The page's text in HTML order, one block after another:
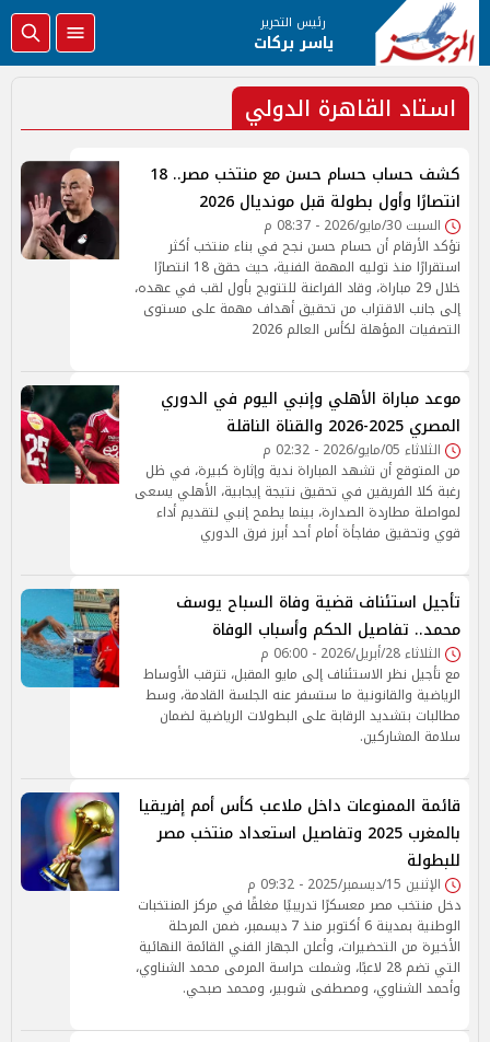
رئيس التحرير
ياسر بركات
استاد القاهرة الدولي
كشف حساب حسام حسن مع منتخب مصر.. 18
انتصارًا وأول بطولة قبل مونديال 2026
السبت 30/مايو/2026 - 08:37 م
تؤكد الأرقام أن حسام حسن نجح في بناء منتخب أكثر
استقرارًا منذ توليه المهمة الفنية، حيث حقق 18 انتصارًا
خلال 29 مباراة، وقاد الفراعنة للتتويج بأول لقب في عهده،
إلى جانب الاقتراب من تحقيق أهداف مهمة على مستوى
التصفيات المؤهلة لكأس العالم 2026
موعد مباراة الأهلي وإنبي اليوم في الدوري
المصري 2025-2026 والقناة الناقلة
الثلاثاء 05/مايو/2026 - 02:32 م
من المتوقع أن تشهد المباراة ندية وإثارة كبيرة، في ظل
رغبة كلا الفريقين في تحقيق نتيجة إيجابية، الأهلي يسعى
لمواصلة مطاردة الصدارة، بينما يطمح إنبي لتقديم أداء
قوي وتحقيق مفاجأة أمام أحد أبرز فرق الدوري
تأجيل استئناف قضية وفاة السباح يوسف
محمد.. تفاصيل الحكم وأسباب الوفاة
الثلاثاء 28/أبريل/2026 - 06:00 م
مع تأجيل نظر الاستئناف إلى مايو المقبل، تترقب الأوساط
الرياضية والقانونية ما ستسفر عنه الجلسة القادمة، وسط
مطالبات بتشديد الرقابة على البطولات الرياضية لضمان
سلامة المشاركين.
قائمة الممنوعات داخل ملاعب كأس أمم إفريقيا
بالمغرب 2025 وتفاصيل استعداد منتخب مصر
للبطولة
الإثنين 15/ديسمبر/2025 - 09:32 م
دخل منتخب مصر معسكرًا تدريبيًا مغلقًا في مركز المنتخبات
الوطنية بمدينة 6 أكتوبر منذ 7 ديسمبر، ضمن المرحلة
الأخيرة من التحضيرات، وأعلن الجهاز الفني القائمة النهائية
التي تضم 28 لاعبًا، وشملت حراسة المرمى محمد الشناوي،
وأحمد الشناوي، ومصطفى شوبير، ومحمد صبحي.